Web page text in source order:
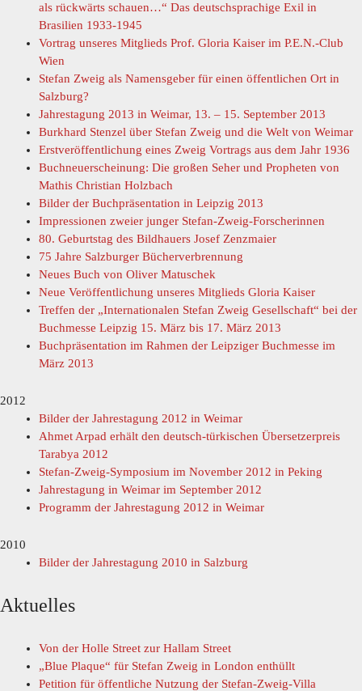
als rückwärts schauen…“ Das deutschsprachige Exil in
Brasilien 1933-1945
Vortrag unseres Mitglieds Prof. Gloria Kaiser im P.E.N.-Club
Wien
Stefan Zweig als Namensgeber für einen öffentlichen Ort in
Salzburg?
Jahrestagung 2013 in Weimar, 13. – 15. September 2013
Burkhard Stenzel über Stefan Zweig und die Welt von Weimar
Erstveröffentlichung eines Zweig Vortrags aus dem Jahr 1936
Buchneuerscheinung: Die großen Seher und Propheten von
Mathis Christian Holzbach
Bilder der Buchpräsentation in Leipzig 2013
Impressionen zweier junger Stefan-Zweig-Forscherinnen
80. Geburtstag des Bildhauers Josef Zenzmaier
75 Jahre Salzburger Bücherverbrennung
Neues Buch von Oliver Matuschek
Neue Veröffentlichung unseres Mitglieds Gloria Kaiser
Treffen der „Internationalen Stefan Zweig Gesellschaft“ bei der
Buchmesse Leipzig 15. März bis 17. März 2013
Buchpräsentation im Rahmen der Leipziger Buchmesse im
März 2013
2012
Bilder der Jahrestagung 2012 in Weimar
Ahmet Arpad erhält den deutsch-türkischen Übersetzerpreis
Tarabya 2012
Stefan-Zweig-Symposium im November 2012 in Peking
Jahrestagung in Weimar im September 2012
Programm der Jahrestagung 2012 in Weimar
2010
Bilder der Jahrestagung 2010 in Salzburg
Aktuelles
Von der Holle Street zur Hallam Street
„Blue Plaque“ für Stefan Zweig in London enthüllt
Petition für öffentliche Nutzung der Stefan-Zweig-Villa